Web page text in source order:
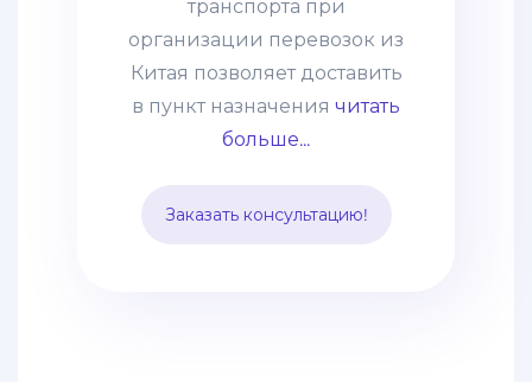
транспорта при
организации перевозок из
Китая позволяет доставить
в пункт назначения читать
больше...
Заказать консультацию!
негабаритные грузы,
оборудование, технику.
Часто применяется
практика сборных грузов,
что позволяет сократить
транспортные расходы.